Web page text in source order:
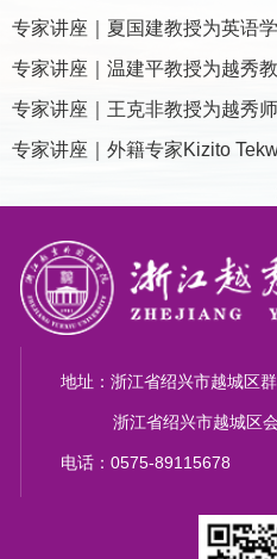
专家讲座｜温建平教授为越秀
专家讲座｜王克非教授为越秀
地址：浙江省绍兴市越城区
浙江省绍兴市越城区会
电话：0575-89115678